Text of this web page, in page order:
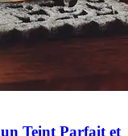
Teint Parfait et